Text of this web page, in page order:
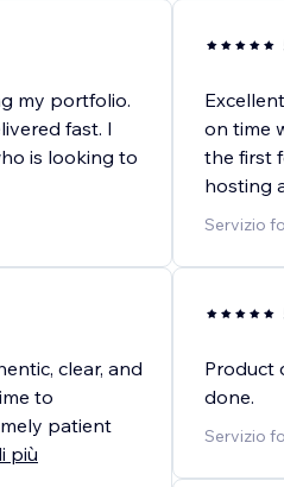
my portfolio.
fast. I
is looking to
clear, and
to
patient
più
on time
the first
hosting
Servizio
Product
done.
Servizio